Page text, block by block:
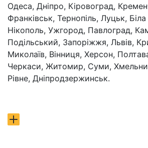
Одеса, Дніпро, Кіровоград,
Франківськ, Тернопіль, Луцьк,
Нікополь, Ужгород, Павлоград,
Подільський, Запоріжжя, Львів,
Миколаїв, Вінниця, Херсон,
Черкаси, Житомир, Суми,
Рівне, Дніпродзержинськ.